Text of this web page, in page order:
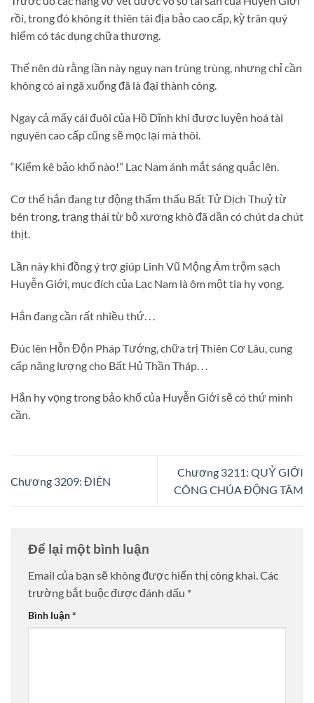
rồi, trong đó không ít thiên tài địa bảo cao cấp, kỳ trân quý
hiếm có tác dụng chữa thương.
Thế nên dù rằng lần này nguy nan trùng trùng, nhưng chỉ cần
không có ai ngã xuống đã là đại thành công.
Ngay cả mấy cái đuôi của Hồ Dĩnh khi được luyện hoá tài
nguyên cao cấp cũng sẽ mọc lại mà thôi.
“Kiểm kê bảo khố nào!” Lạc Nam ánh mắt sáng quắc lên.
Cơ thể hắn đang tự động thẩm thấu Bất Tử Dịch Thuỷ từ
bên trong, trạng thái từ bộ xương khô đã dần có chút da chút
thịt.
Lần này khi đồng ý trợ giúp Linh Vũ Mộng Âm trộm sạch
Huyễn Giới, mục đích của Lạc Nam là ôm một tia hy vọng.
Hắn đang cần rất nhiều thứ. . .
Đúc lên Hỗn Độn Pháp Tướng, chữa trị Thiên Cơ Lâu, cung
cấp năng lượng cho Bất Hủ Thần Tháp. . .
Hắn hy vọng trong bảo khố của Huyễn Giới sẽ có thứ mình
cần.
Chương 3209: ĐIÊN
Chương 3211: QUỶ GIỚI
CÔNG CHÚA ĐỘNG TÂM
Để lại một bình luận
Email của bạn sẽ không được hiển thị công khai.Các
trường bắt buộc được đánh dấu *
Bình luận*